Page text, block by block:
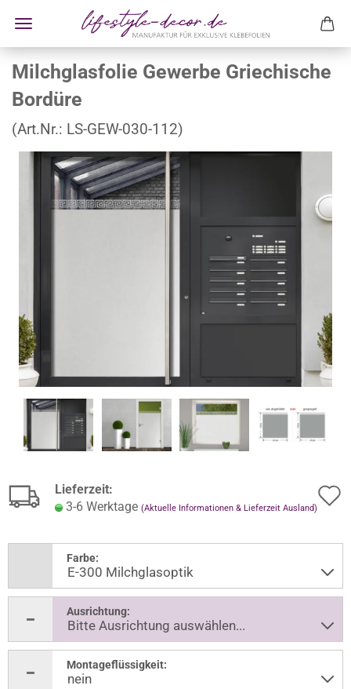
Milchglasfolie Gewerbe Griechische
Bordüre
(Art.Nr.: LS-GEW-030-112)
Lieferzeit:
3-6 Werktage (Aktuelle Informationen & Lieferzeit Ausland)
Farbe:
Ausrichtung:
Montageflüssigkeit: